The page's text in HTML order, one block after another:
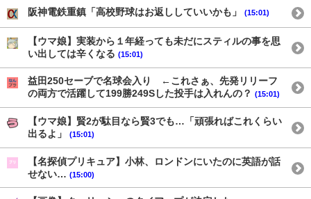
阪神電鉄重鎮「高校野球はお返ししていいかも」 (15:01)
【ウマ娘】実装から１年経っても未だにスティルの事を思
い出しては辛くなる (15:01)
益田250セーブで名球会入り ←これさぁ、先発リリーフ
の両方で活躍して199勝249Sした投手は入れんの？ (15:01)
【ウマ娘】賢2が駄目なら賢3でも…「頑張ればこれくらい
出るよ」
(15:01)
【名探偵プリキュア】小林、ロンドンにいたのに英語が話
せない… (15:00)